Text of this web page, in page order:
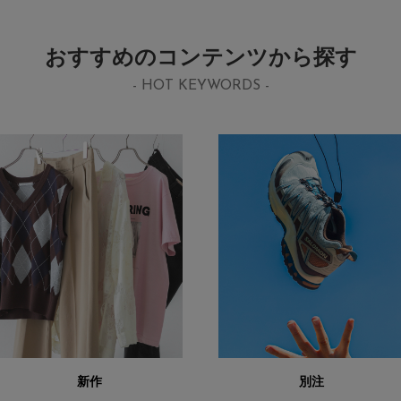
おすすめのコンテンツから探す
- HOT KEYWORDS -
新作 別注